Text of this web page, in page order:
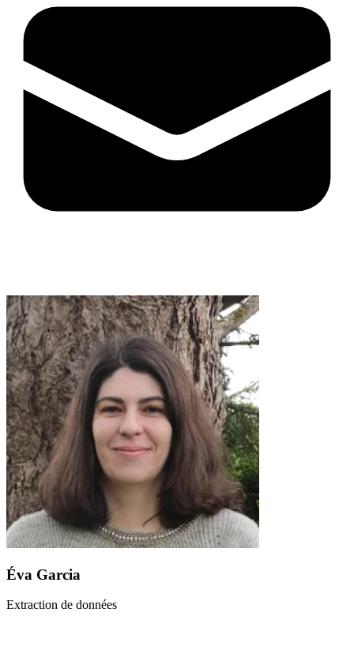
Éva Garcia
Extraction de données